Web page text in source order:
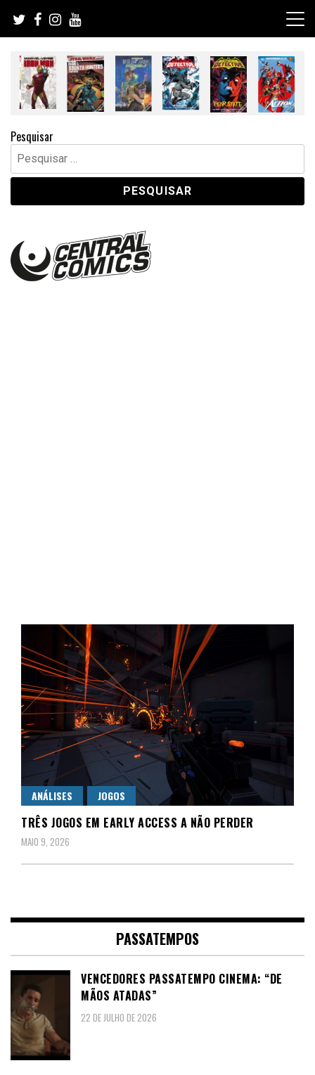
content
Pesquisar
Pesquisar
por:
Central Comics
ANÁLISES JOGOS
TRÊS JOGOS EM EARLY ACCESS A NÃO PERDER
MAIO 9, 2026
PASSATEMPOS
VENCEDORES PASSATEMPO CINEMA: “DE
MÃOS ATADAS”
22 DE JULHO DE 2026